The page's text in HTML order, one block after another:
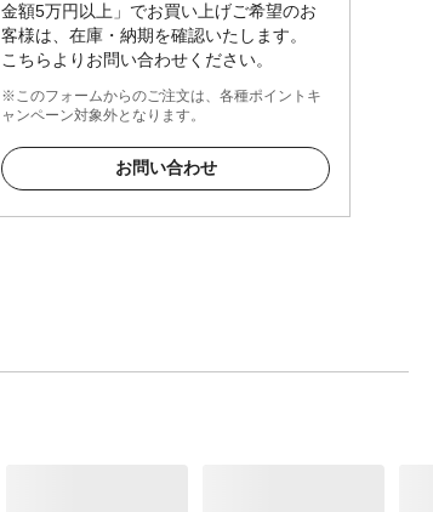
金額5万円以上」でお買い上げご希望のお
客様は、在庫・納期を確認いたします。
こちらよりお問い合わせください。
※このフォームからのご注文は、各種ポイントキ
ャンペーン対象外となります。
お問い合わせ